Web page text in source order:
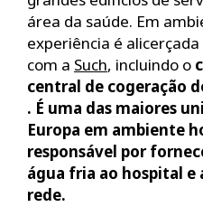
área da saúde. Em
experiência é
com a Such, incluindo o
central de cogeração
. É uma das maiores
Europa em ambiente
responsável por
água fria ao hospital e
rede.